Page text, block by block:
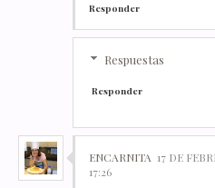
Responder
Respuestas
Responder
ENCARNITA 17 DE
17:26